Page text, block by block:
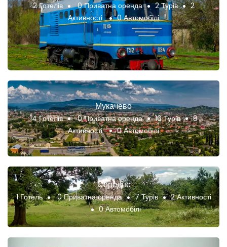
2 Готелів 0 Приватна оренда 2 Турів
2
Активності
0 Автомобілі
Мукачево
14 Готелів 0 Приватна оренда 16 Турів
8
Активності
0 Автомобілі
Середнє
1 Готель 0 Приватна оренда 7 Турів
2 Активності
0 Автомобілі